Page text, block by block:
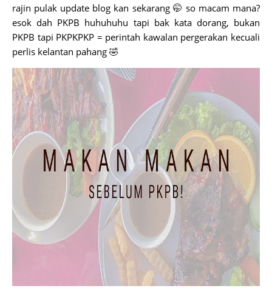
rajin pulak update blog kan sekarang 🤭 so macam mana?
esok dah PKPB huhuhuhu tapi bak kata dorang, bukan
PKPB tapi PKPKPKP = perintah kawalan pergerakan kecuali
perlis kelantan pahang 🤣